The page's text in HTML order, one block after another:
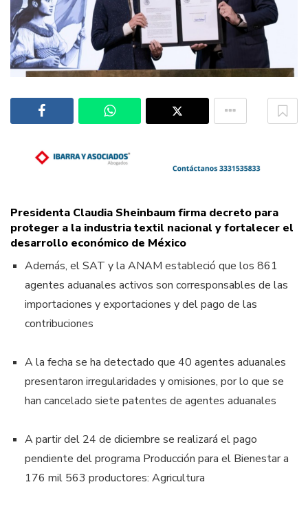
Presidenta Claudia Sheinbaum firma decreto para
proteger a la industria textil nacional y fortalecer el
desarrollo económico de México
Además, el SAT y la ANAM estableció que los 861
agentes aduanales activos son corresponsables de las
importaciones y exportaciones y del pago de las
contribuciones
A la fecha se ha detectado que 40 agentes aduanales
presentaron irregularidades y omisiones, por lo que se
han cancelado siete patentes de agentes aduanales
A partir del 24 de diciembre se realizará el pago
pendiente del programa Producción para el Bienestar a
176 mil 563 productores: Agricultura